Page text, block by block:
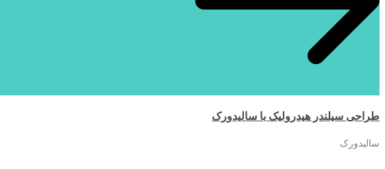
طراحی سیلندر هیدرولیک با سالیدورک
سالیدورک